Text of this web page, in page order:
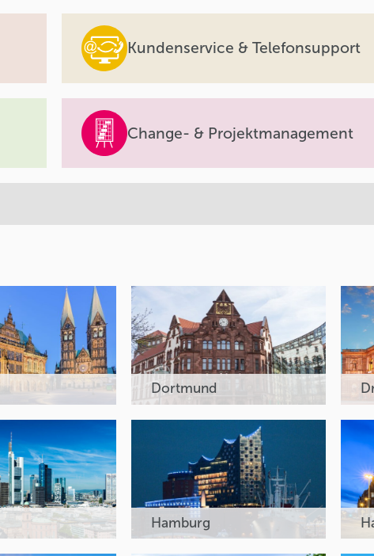
Kundenservice & Telefonsupport
Change- & Projektmanagement
Dortmund
Hamburg